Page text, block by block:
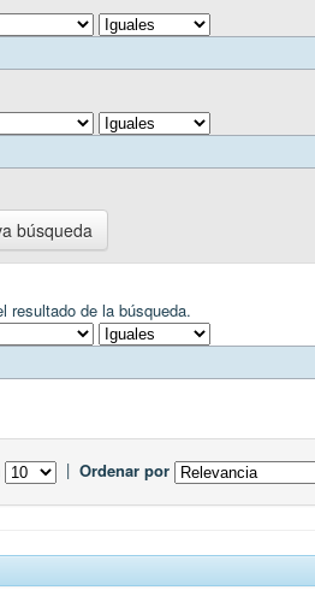
búsqueda
resultado de la búsqueda.
| Ordenar por